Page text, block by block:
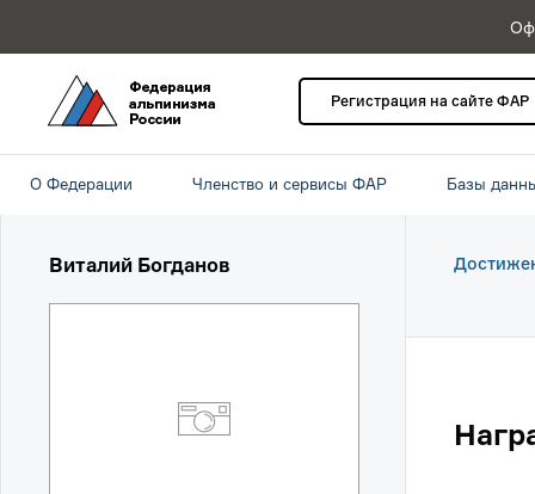
Регистрация на сайте ФАР
О Федерации Членство и сервисы ФАР Базы
Виталий Богданов